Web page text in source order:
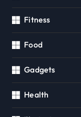
Fitness
Food
Gadgets
Health